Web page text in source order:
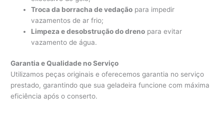
Troca da borracha de vedação para impedir
vazamentos de ar frio;
Limpeza e desobstrução do dreno para evitar
vazamento de água.
Garantia e Qualidade no Serviço
Utilizamos peças originais e oferecemos garantia no serviço
prestado, garantindo que sua geladeira funcione com máxima
eficiência após o conserto.